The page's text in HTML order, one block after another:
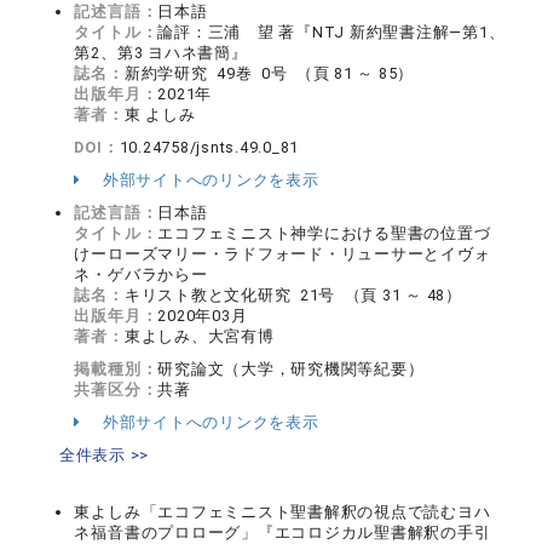
記述言語： 日本語
タイトル：論評：三浦 望 著『NTJ 新約聖書注解―第1、
第2、第3 ヨハネ書簡』
誌名： 新約学研究 49巻 0号 （頁 81 ～ 85）
出版年月： 2021年
著者： 東 よしみ
DOI： 10.24758/jsnts.49.0_81
外部サイトへのリンクを表示
記述言語： 日本語
タイトル： エコフェミニスト神学における聖書の位置づ
けーローズマリー・ラドフォード・リューサーとイヴォ
ネ・ゲバラからー
誌名： キリスト教と文化研究 21号 （頁 31 ～ 48）
出版年月： 2020年03月
著者： 東よしみ、大宮有博
掲載種別：研究論文（大学，研究機関等紀要）
共著区分：共著
外部サイトへのリンクを表示
全件表示 >>
東よしみ「エコフェミニスト聖書解釈の視点で読むヨハ
ネ福音書のプロローグ」『エコロジカル聖書解釈の手引